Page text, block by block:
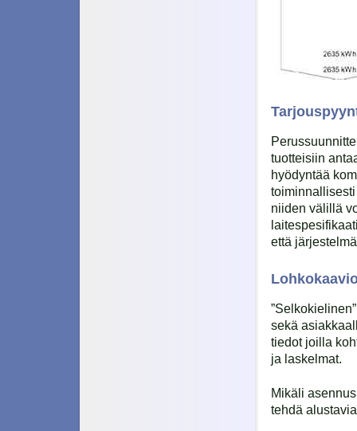
tuotteisiin
hyödyntää
niiden välillä
että
sekä
tiedot joilla
ja laskelmat.
Mikäli
tehdä